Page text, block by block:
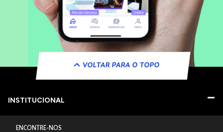
VOLTAR PARA O TOPO
INSTITUCIONAL
ENCONTRE-NOS